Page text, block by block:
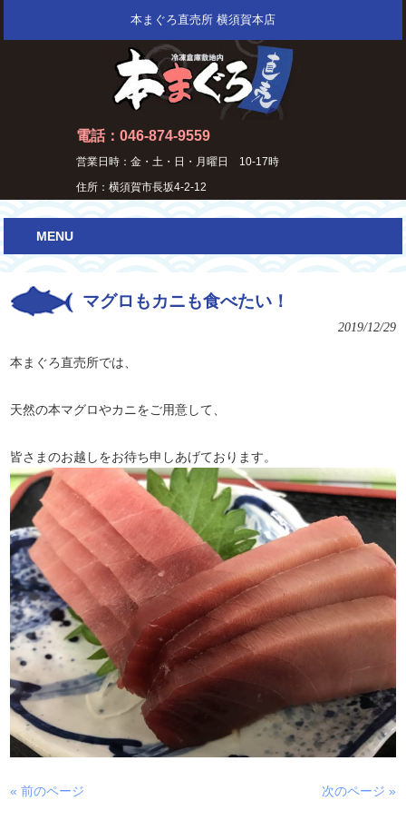
本まぐろ直売所 横須賀本店
電話：046-874-9559
営業日時：金・土・日・月曜日 10-17時
住所：横須賀市長坂4-2-12
MENU
マグロもカニも食べたい！
2019/12/29
本まぐろ直売所では、
天然の本マグロやカニをご用意して、
皆さまのお越しをお待ち申しあげております。
« 前のページ 次のページ »